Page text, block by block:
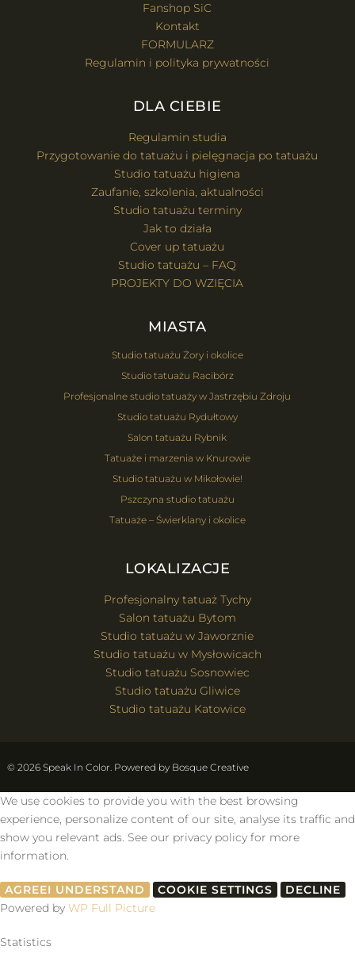
Fanshop SiC
Kontakt
FORMULARZ
Regulamin i polityka prywatności
DLA CIEBIE
Regulamin studia
Przygotowanie do tatuażu i pielęgnacja po tatuażu
Studio tatuażu higiena
Zaufanie, szkolenia, aktualności
Studio tatuażu terminy
Jak to działa
Cover up tatuażu
Studio tatuażu – FAQ
PROJEKTY DO WZIĘCIA
MIASTA
Studio tatuażu Żory i okolice
Studio tatuażu Racibórz
Profesjonalne studio tatuaży w Jastrzębiu Zdroju
Studio tatuażu Rydułtowy
Salon tatuażu Rybnik
Tatuaże i marzenia w Knurowie
Studio tatuażu w Mikołowie!
Pszczyna studio tatuażu
Tatuaże – Świerklany i okolice
LOKALIZACJE
Profesjonalny tatuaż Tychy
Salon tatuażu Bytom
Studio tatuażu w Jaworznie
Studio tatuażu w Mysłowicach
Studio tatuażu Sosnowiec
Studio tatuażu Gliwice
Studio tatuażu Katowice
© 2026 Speak In Color. Powered by Bosque Creative
We use cookies to provide you with the best browsing
experience, personalize content of our site, analyse its traffic and
show you relevant ads. See our privacy policy for more
information.
AGREEI UNDERSTAND COOKIE SETTINGS
DECLINE
Powered by WP Full Picture
Statistics